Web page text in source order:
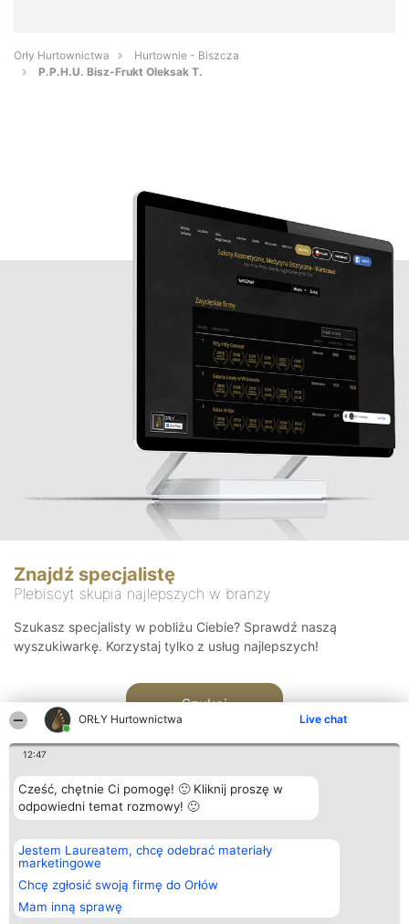
ORŁY Hurtownictwa Live chat
12:47
Cześć, chętnie Ci pomogę! 🙂 Kliknij proszę w
odpowiedni temat rozmowy! 🙂
Jestem Laureatem, chcę odebrać materiały
marketingowe
Chcę zgłosić swoją firmę do Orłów
Mam inną sprawę
Orły Hurtownictwa
Hurtownie - Biszcza
P.P.H.U. Bisz-Frukt Oleksak T.
Znajdź specjalistę
Plebiscyt skupia najlepszych w branży
Szukasz specjalisty w pobliżu Ciebie? Sprawdź naszą
wyszukiwarkę. Korzystaj tylko z usług najlepszych!
Szukaj
Organizator plebiscytu
Bright Side Solutions sp. z o.
o. sp. k.
ul. Ruska 22
Wrocław 50-079
KRS 0000749100 | Regon
381313360 | NIP 8943132676
Plebiscyt
Laureaci
wszystkich
Laureatów
Regulamin
Kontakt
Kontakt